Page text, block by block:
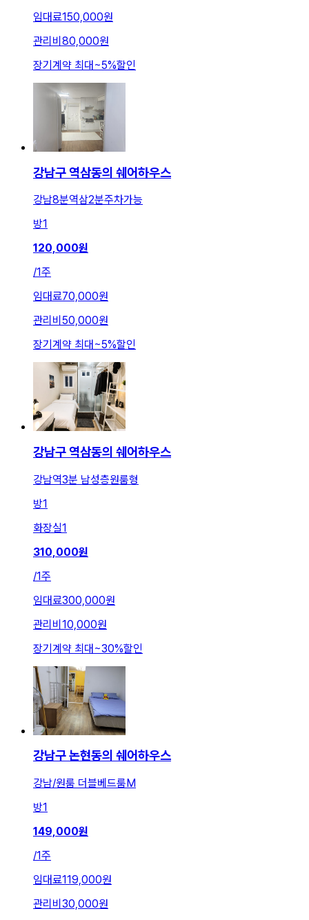
임대료150,000원
관리비 80,000원
장기계약 최대~5%할인
강남구 역삼동의 쉐어하우스
강남8분역삼2분주차가능
방1
120,000원
/1주
임대료70,000원
관리비 50,000원
장기계약 최대 ~5%할인
강남구 역삼동의 쉐어하우스
강남역3분 남성층원룸형
방1
화장실1
310,000원
/1주
임대료300,000원
관리비 10,000원
장기계약 최대~30%할인
강남구 논현동의 쉐어하우스
강남/원룸 더블베드룸M
방1
149,000원
/1주
임대료119,000원
관리비 30,000원